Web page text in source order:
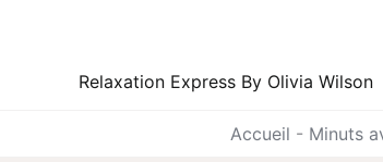
Relaxation Express By Olivia Wilson
Accueil - Minuts